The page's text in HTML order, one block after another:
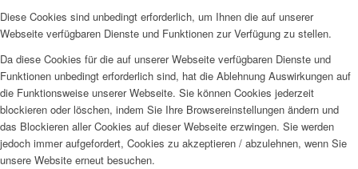
Diese Cookies sind unbedingt erforderlich, um Ihnen die auf unserer
Webseite verfügbaren Dienste und Funktionen zur Verfügung zu stellen.
Da diese Cookies für die auf unserer Webseite verfügbaren Dienste und
Funktionen unbedingt erforderlich sind, hat die Ablehnung Auswirkungen auf
die Funktionsweise unserer Webseite. Sie können Cookies jederzeit
blockieren oder löschen, indem Sie Ihre Browsereinstellungen ändern und
das Blockieren aller Cookies auf dieser Webseite erzwingen. Sie werden
jedoch immer aufgefordert, Cookies zu akzeptieren / abzulehnen, wenn Sie
unsere Website erneut besuchen.